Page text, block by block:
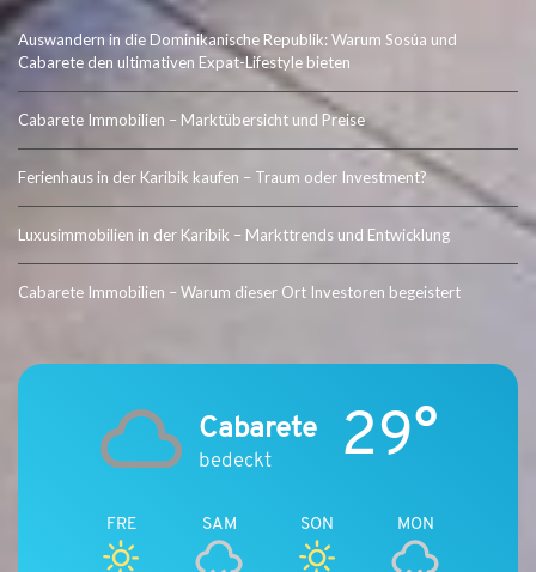
Auswandern in die Dominikanische Republik: Warum Sosúa und
Cabarete den ultimativen Expat-Lifestyle bieten
Cabarete Immobilien – Marktübersicht und Preise
Ferienhaus in der Karibik kaufen – Traum oder Investment?
Luxusimmobilien in der Karibik – Markttrends und Entwicklung
Cabarete Immobilien – Warum dieser Ort Investoren begeistert
Cabarete
bedeckt 29°
FRE SAM SON MON